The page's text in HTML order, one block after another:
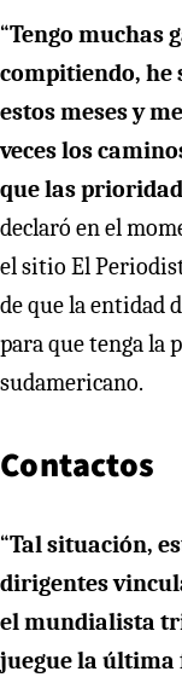
“Tengo muchas
compitiendo, he
estos meses y
veces los
que las
declaró en el
el sitio El
de que la entidad
para que tenga la
sudamericano.
Contactos
“Tal situación,
dirigentes
el mundialista
juegue la última